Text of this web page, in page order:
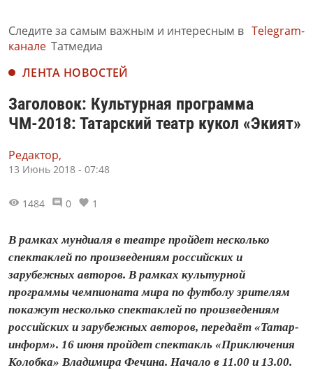
Следите за самым важным и интересным в Telegram-
канале Татмедиа
ЛЕНТА НОВОСТЕЙ
Заголовок: Культурная программа
ЧМ-2018: Татарский театр кукол «Экият»
Редактор,
13 Июнь 2018 - 07:48
1484 0 1
В рамках мундиаля в театре пройдет несколько
спектаклей по произведениям российских и
зарубежных авторов. В рамках культурной
программы чемпионата мира по футболу зрителям
покажут несколько спектаклей по произведениям
российских и зарубежных авторов, передаёт «Татар-
информ». 16 июня пройдет спектакль «Приключения
Колобка» Владимира Фечина. Начало в 11.00 и 13.00.